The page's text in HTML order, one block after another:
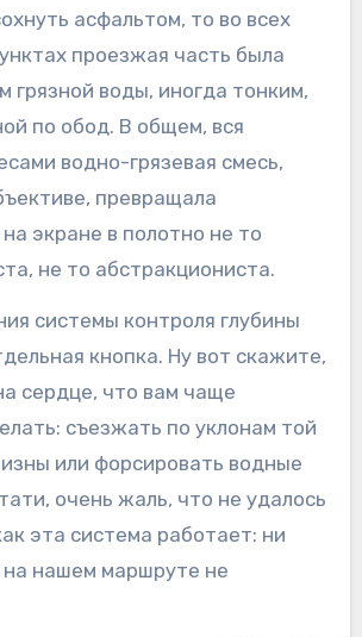
асфальтом, то во всех
проезжая часть была
грязной воды, иногда тонким,
по обод. В общем, вся
водно-грязевая смесь,
превращала
экране в полотно не то
не то абстракциониста.
системы контроля глубины
кнопка. Ну вот скажите,
сердце, что вам чаще
съезжать по уклонам той
или форсировать водные
очень жаль, что не удалось
эта система работает: ни
на нашем маршруте не